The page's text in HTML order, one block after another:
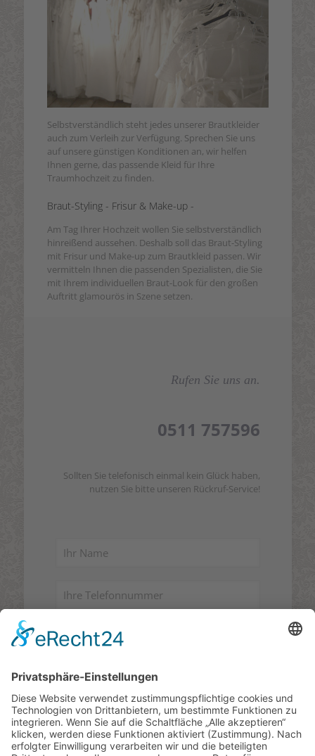
Selbstverständlich steht jedes unserer Brautkleider
auch zum Verleih zur Verfügung. Sprechen Sie uns
auf unsere günstigen Konditionen an, wir helfen
Ihnen gerne, das passende Kleid für Ihre
Traumhochzeit zu finden.
Braut-Styling - Frisur & Make-up -
Am Tag Ihrer Hochzeit wollen Sie selbstverständlich
hinreißend aussehen. Deshalb soll das Braut-Styling
mit Frisur und Make-up zum Brautkleid passen. Wir
vermitteln Ihnen die passenden Spezialisten, die Sie
mit Ihrem individuellen Braut-Look für den großen
Auftritt glamourös in Szene setzen.
Rufen Sie uns an.
0511 757596
Sollten Sie telefonisch einmal kein Glück haben,
nutzen Sie bitte unseren Rückruf-Service!
seit über25 Jahren
Ihr Brautkleid-Studio für Hannover